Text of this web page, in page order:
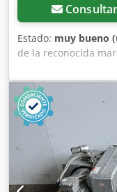
Consultar
Estado: muy bueno
de la reconocida
equipo está en
funcionar. Datos
BUSCH • País de
mbar • Tipo: bomba
Ajx Agqok
al vacío • industria
artículo es usado,
en buen estado
bomba BUSCH SV